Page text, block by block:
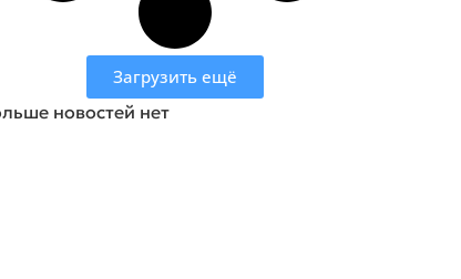
Загрузить ещё
новостей нет